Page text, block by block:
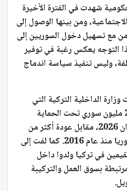
شهدت في الفترة الأخيرة
ومن بينها الوصول إلى
مع تسهيل دخول السوريين إلى
التوجه يعكس رغبة في توفير
وليس تنفيذ سياسة اندماج
الداخلية التركية التي
تشير إلى وجود نحو 2.26 مليون سوري تحت الحماية
المؤقتة حتى يونيو/حزيران 2026، مقابل عودة أكثر من
1.4 مليون شخص إلى سوريا منذ عام 2016. كما لفت إلى
في تركيا ولدوا داخل
بسوق العمل والتركيبة